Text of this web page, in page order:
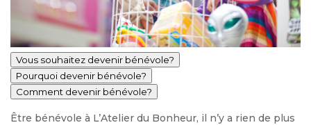
Vous souhaitez devenir bénévole?
Pourquoi devenir bénévole?
Comment devenir bénévole?
Être bénévole à L’Atelier du Bonheur, il n’y a rien de plus